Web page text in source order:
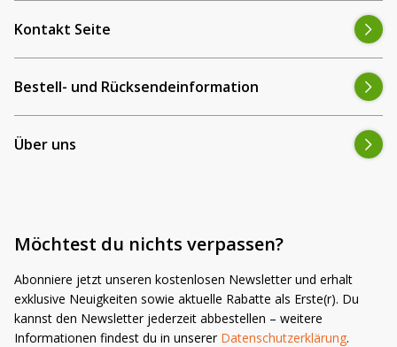
Kontakt Seite
Bestell- und Rücksendeinformation
Über uns
Möchtest du nichts verpassen?
Abonniere jetzt unseren kostenlosen Newsletter und erhalt
exklusive Neuigkeiten sowie aktuelle Rabatte als Erste(r). Du
kannst den Newsletter jederzeit abbestellen – weitere
Informationen findest du in unserer Datenschutzerklärung.